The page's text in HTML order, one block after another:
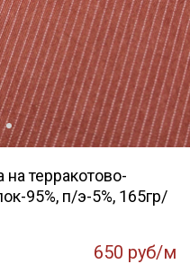
терракотово-
95%, п/э-5%, 165гр/
650 руб/м